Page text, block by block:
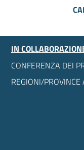
IN
CONFERENZA DEI
REGIONI/PROVINCE